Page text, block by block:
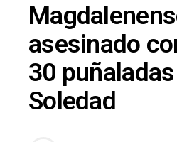
asesinado
30
Soledad